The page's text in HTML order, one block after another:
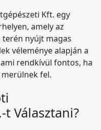
Kft. egy
amely az
nyújt magas
véleménye alapján a
rendkívül fontos, ha
fel.
Választani?